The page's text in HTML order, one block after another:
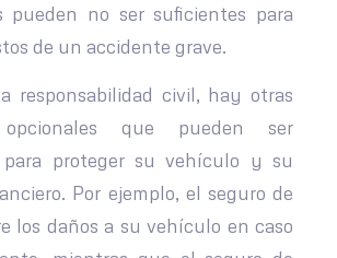
pueden no ser suficientes para
de un accidente grave.
responsabilidad civil, hay otras
opcionales que pueden ser
para proteger su vehículo y su
Por ejemplo, el seguro de
los daños a su vehículo en caso